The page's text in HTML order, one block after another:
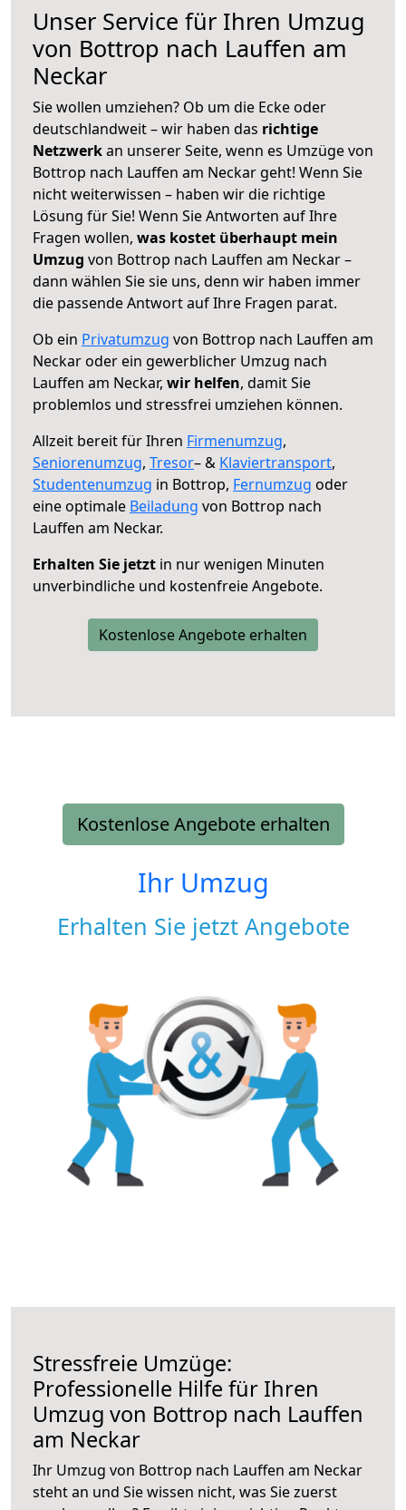
Unser Service für Ihren Umzug
von Bottrop nach Lauffen am
Neckar
Sie wollen umziehen? Ob um die Ecke oder
deutschlandweit – wir haben das richtige
Netzwerkan unserer Seite, wenn es Umzüge von
Bottrop nach Lauffen am Neckar geht! Wenn Sie
nicht weiterwissen – haben wir die richtige
Lösung für Sie! Wenn Sie Antworten auf Ihre
Fragen wollen, was kostet überhaupt mein
Umzug von Bottrop nach Lauffen am Neckar –
dann wählen Sie sie uns, denn wir haben immer
die passende Antwort auf Ihre Fragen parat.
Ob ein Privatumzug von Bottrop nach Lauffen am
Neckar oder ein gewerblicher Umzug nach
Lauffen am Neckar, wir helfen, damit Sie
problemlos und stressfrei umziehen können.
Allzeit bereit für Ihren Firmenumzug,
Seniorenumzug, Tresor– & Klaviertransport,
Studentenumzug in Bottrop, Fernumzug oder
eine optimale Beiladung von Bottrop nach
Lauffen am Neckar.
Erhalten Sie jetzt in nur wenigen Minuten
unverbindliche und kostenfreie Angebote.
Kostenlose Angebote erhalten
Kostenlose Angebote erhalten
Ihr Umzug
Erhalten Sie jetzt Angebote
Stressfreie Umzüge:
Professionelle Hilfe für Ihren
Umzug von Bottrop nach Lauffen
am Neckar
Ihr Umzug von Bottrop nach Lauffen am Neckar
steht an und Sie wissen nicht, was Sie zuerst